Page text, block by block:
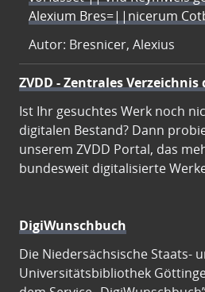
Alexium Bres=||nicerum
Autor: Bresnicer, Alexius
ZVDD - Zentrales
Ist Ihr gesuchtes Werk noch
digitalen Bestand? Dann
unserem ZVDD Portal, das
bundesweit digitalisierte
DigiWunschbuch
Die Niedersächsische Staats-
Universitätsbibliothek